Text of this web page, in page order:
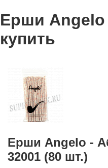
Ерши
купить
Ерши Angelo -
32001 (80 шт.)